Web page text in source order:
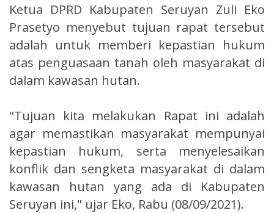
Ketua DPRD Kabupaten Seruyan Zuli Eko
Prasetyo menyebut tujuan rapat tersebut
adalah untuk memberi kepastian hukum
atas penguasaan tanah oleh masyarakat di
dalam kawasan hutan.
"Tujuan kita melakukan Rapat ini adalah
agar memastikan masyarakat mempunyai
kepastian hukum, serta menyelesaikan
konflik dan sengketa masyarakat di dalam
kawasan hutan yang ada di Kabupaten
Seruyan ini," ujar Eko, Rabu (08/09/2021).